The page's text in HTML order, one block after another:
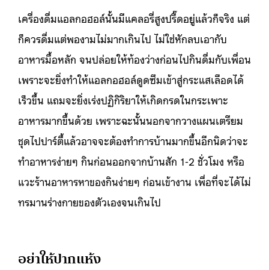
เครื่องดื่มแอลกอฮอล์นั้นมีแคลอรี่สูงปรี๊ดอยู่แล้วก็จริง แต่
ก็ควรดื่มแต่พองามไม่มากเกินไป ไม่ใช่หักลบเอากับ
อาหารมื้อหลัก จนปล่อยให้ท้องว่างก่อนไปกินดื่มกับเพื่อน
เพราะจะยิ่งทำให้แอลกอฮอล์ดูดซึมเข้าสู่กระแสเลือดได้
เร็วขึ้น แถมจะยิ่งเร่งปฏิกิริยาให้เกิดกรดในกระเพาะ
อาหารมากขึ้นด้วย เพราะฉะนั้นนอกจากวางแผนเตรียม
ชุดไปปาร์ตี้แล้วอาจจะต้องทำการบ้านมากขึ้นอีกนิดว่าจะ
ทำอาหารง่ายๆ กินก่อนออกจากบ้านสัก 1-2 ชั่วโมง หรือ
แวะร้านอาหารหาของกินง่ายๆ ก่อนเข้างาน เพื่อที่จะได้ไม่
ทรมานร่างกายของตัวเองจนเกินไป
อย่าให้ปากแห้ง